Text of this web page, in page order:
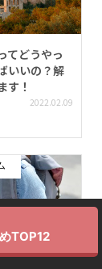
てどうやっ
いいの？解
す！
2022.02.09
TOP12